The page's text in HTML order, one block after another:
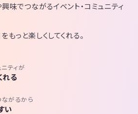
味でつながるイベント・コミュニティ
もっと楽しくしてくれる。
ニティが
れる
がるから
い